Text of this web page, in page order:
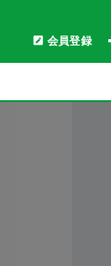
会員登録